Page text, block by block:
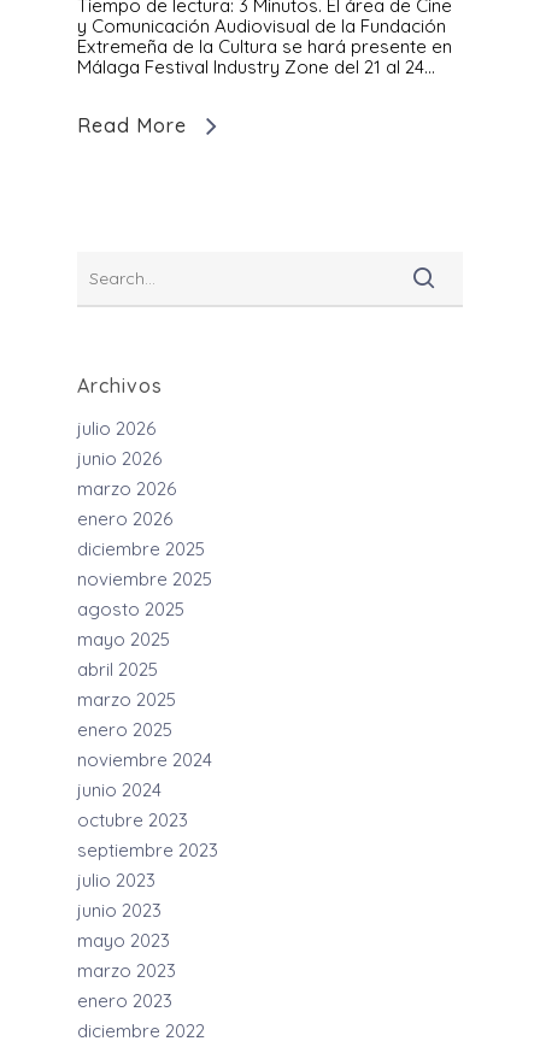
Tiempo de lectura: 3 Minutos. El área de Cine
y Comunicación Audiovisual de la Fundación
Extremeña de la Cultura se hará presente en
Málaga Festival Industry Zone del 21 al 24...
Read More
Archivos
julio 2026
junio 2026
marzo 2026
enero 2026
diciembre 2025
noviembre 2025
agosto 2025
mayo 2025
abril 2025
marzo 2025
enero 2025
noviembre 2024
junio 2024
octubre 2023
septiembre 2023
julio 2023
junio 2023
mayo 2023
marzo 2023
enero 2023
diciembre 2022